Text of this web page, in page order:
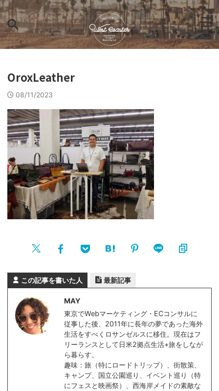
OroxLeather
08/11/2023
この記事を書いた人 最新記事
MAY
東京でWebマーケティング・ECコンサルに
従事した後、2011年に長年の夢であった海外
生活をすべくロサンゼルスに移住。現在はフ
リーランスとして日米2拠点生活+旅をしなが
ら暮らす。
趣味：旅（特にロードトリップ）、街散策、
キャンプ、国立公園巡り、イベント巡り（特
にフェスと映画祭）、西海岸メイドの素敵な